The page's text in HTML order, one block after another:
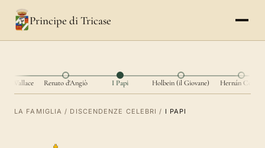
Principe di Tricase
Wallace Renato d'Angiò I Papi Holbein (il Giovane) Hernán Cortés
LA FAMIGLIA / DISCENDENZE CELEBRI / I PAPI